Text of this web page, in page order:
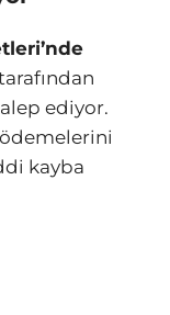
ediyor.
kayba